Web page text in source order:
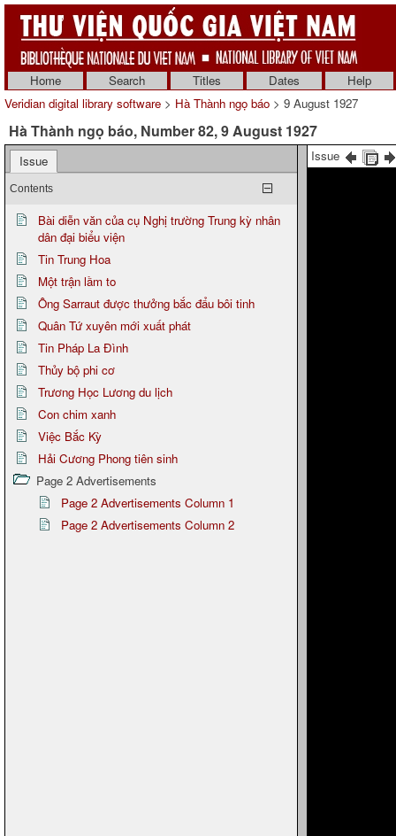
Home Search Titles Dates
Help
Veridian digital library software > Hà Thành ngọ báo > 9 August 1927
Hà Thành ngọ báo, Number 82, 9 August 1927
Issue
Contents
Bài diễn văn của cụ Nghị trường Trung kỳ nhân
dân đại biểu viện
Tin Trung Hoa
Một trận lầm to
Ông Sarraut được thưởng bắc đẩu bôi tinh
Quân Tứ xuyên mới xuất phát
Tin Pháp La Đình
Thủy bộ phi cơ
Trương Học Lương du lịch
Con chim xanh
Việc Bắc Kỳ
Hải Cương Phong tiên sinh
Page 2 Advertisements
Page 2 Advertisements Column 1
Page 2 Advertisements Column 2
Issue